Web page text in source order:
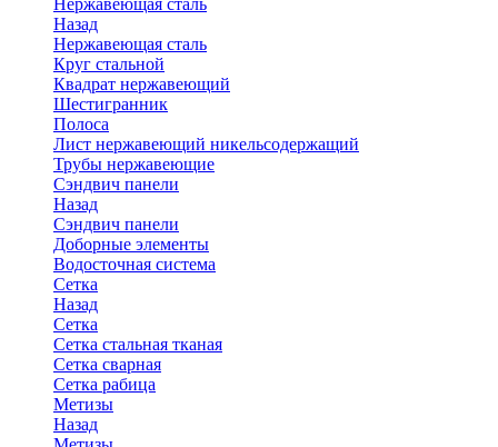
Нержавеющая сталь
Назад
Нержавеющая сталь
Круг стальной
Квадрат нержавеющий
Шестигранник
Полоса
Лист нержавеющий никельсодержащий
Трубы нержавеющие
Сэндвич панели
Назад
Сэндвич панели
Доборные элементы
Водосточная система
Сетка
Назад
Сетка
Сетка стальная тканая
Сетка сварная
Сетка рабица
Метизы
Назад